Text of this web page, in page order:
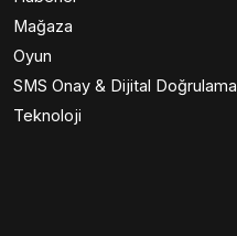
Mağaza
Oyun
SMS Onay & Dijital Doğrulama
Teknoloji